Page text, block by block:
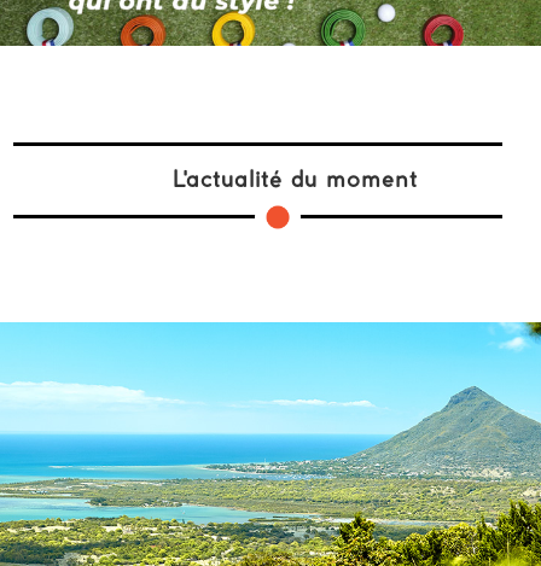
L'actualité du moment